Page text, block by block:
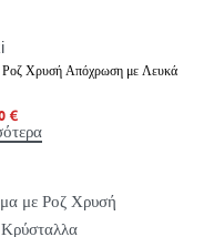
Χρυσή Απόχρωση με Λευκά
€